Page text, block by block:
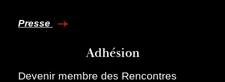
Presse
Adhésion
Devenir membre des Rencontres